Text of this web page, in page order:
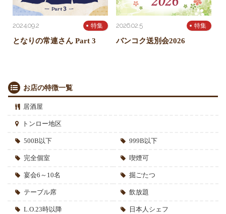
2024.09.2 特集
となりの常連さん Part 3
2026.02.5 特集
バンコク送別会2026
お店の特徴一覧
居酒屋
トンロー地区
500B以下 999B以下
完全個室 喫煙可
宴会6～10名 掘ごたつ
テーブル席 飲放題
L.O.23時以降 日本人シェフ